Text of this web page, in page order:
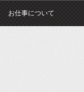
お仕事について